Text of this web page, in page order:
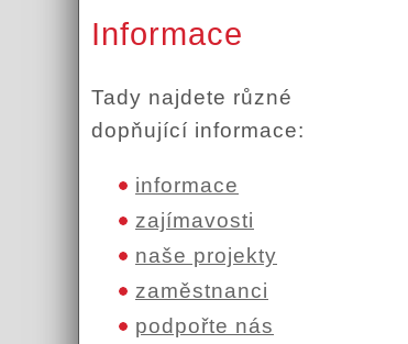
Informace
Tady najdete různé
dopňující informace:
informace
zajímavosti
naše projekty
zaměstnanci
podpořte nás